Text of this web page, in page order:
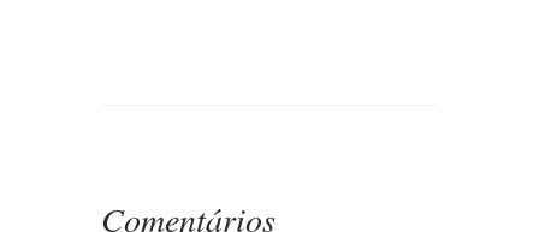
Comentários